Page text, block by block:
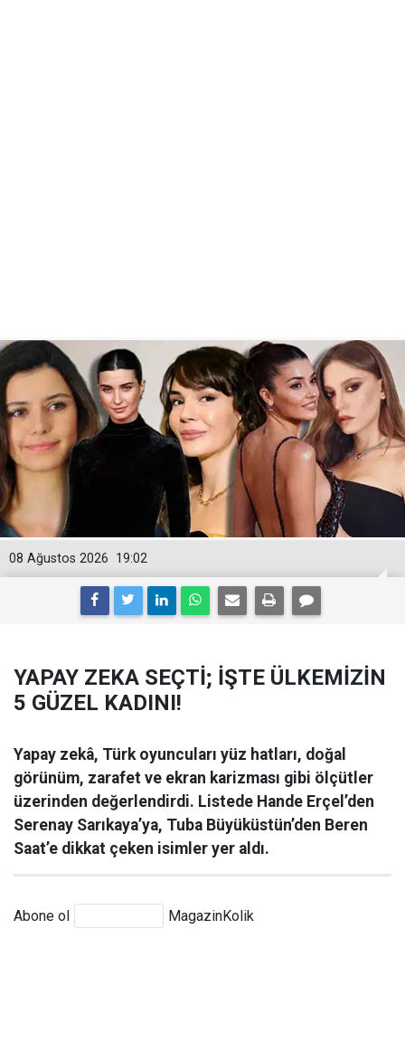
19:02
08 Ağustos 2026
YAPAY ZEKA SEÇTİ; İŞTE ÜLKEMİZİN
5 GÜZEL KADINI!
Yapay zekâ, Türk oyuncuları yüz hatları, doğal
görünüm, zarafet ve ekran karizması gibi ölçütler
üzerinden değerlendirdi. Listede Hande Erçel’den
Serenay Sarıkaya’ya, Tuba Büyüküstün’den Beren
Saat’e dikkat çeken isimler yer aldı.
Abone ol MagazinKolik